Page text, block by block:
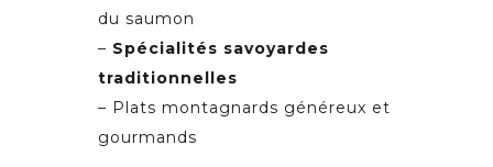
du saumon
– Spécialités savoyardes
traditionnelles
– Plats montagnards généreux et
gourmands